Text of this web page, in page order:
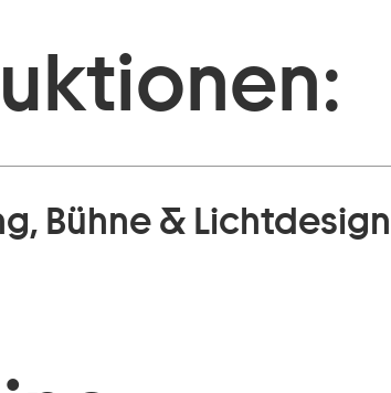
Bühne & Lichtdesign